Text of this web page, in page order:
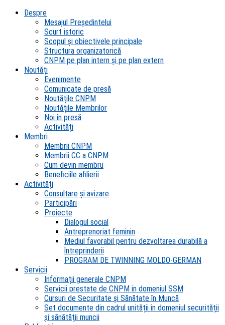
Despre
Mesajul Președintelui
Scurt istoric
Scopul şi obiectivele principale
Structura organizatorică
CNPM pe plan intern şi pe plan extern
Noutăți
Evenimente
Comunicate de presă
Noutățile CNPM
Noutățile Membrilor
Noi în presă
Activități
Membri
Membrii CNPM
Membrii CC a CNPM
Cum devin membru
Beneficiile afilierii
Activități
Consultare și avizare
Participări
Proiecte
Dialogul social
Antreprenoriat feminin
Mediul favorabil pentru dezvoltarea durabilă a
întreprinderii
PROGRAM DE TWINNING MOLDO-GERMAN
Servicii
Informații generale CNPM
Servicii prestate de CNPM in domeniul SSM
Cursuri de Securitate și Sănătate în Muncă
Set documente din cadrul unității în domeniul securității
și sănătății muncii